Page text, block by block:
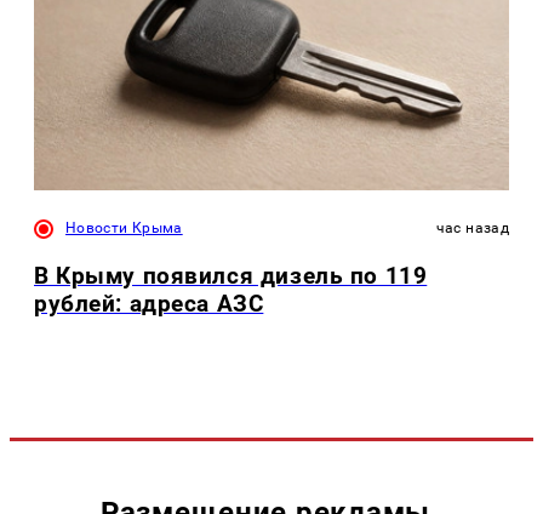
Новости Крыма час назад
В Крыму появился дизель по 119
рублей: адреса АЗС